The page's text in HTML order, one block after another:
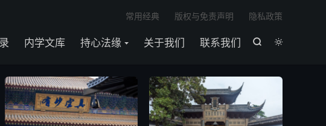


内学文库 持心法缘 关于我们 联系我们
常用经典 版权与免责声明 隐私政策